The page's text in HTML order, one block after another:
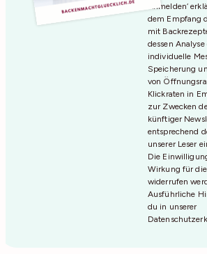
Anmelden‘
dem Empfang
mit
dessen
individuelle
Speicherung
von
Klickraten in
zur Zwecken
künftiger
entsprechend
unserer Leser
Die
Wirkung für
widerrufen
Ausführliche
du in unserer